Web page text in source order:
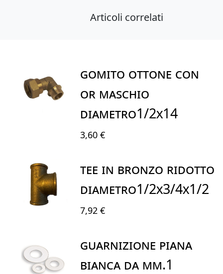
Articoli correlati
GOMITO OTTONE CON
OR MASCHIO
DIAMETRO1/2X14
3,60 €
TEE IN BRONZO RIDOTTO
DIAMETRO1/2X3/4X1/2
7,92 €
GUARNIZIONE PIANA
BIANCA DA mm.1